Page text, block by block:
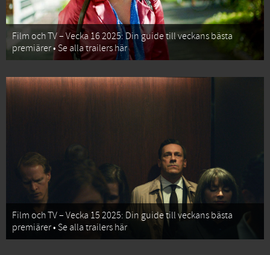
Film och TV – Vecka 16 2025: Din guide till veckans bästa
premiärer • Se alla trailers här
Film och TV – Vecka 15 2025: Din guide till veckans bästa
premiärer • Se alla trailers här